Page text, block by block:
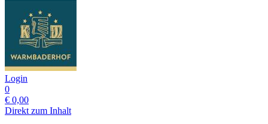
Login
0
€ 0,00
Direkt zum Inhalt